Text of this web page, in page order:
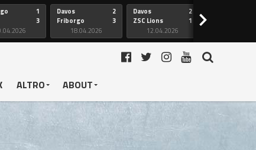
1
3
Davos
Friborgo
2
3
18.04.2026
Davos
ZSC Lions
2
1
12.04.2026
>
ALTRO ABOUT